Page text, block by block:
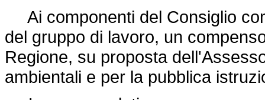
Ai componenti del Consiglio
del gruppo di lavoro, un
Regione, su proposta
ambientali e per la pubblica